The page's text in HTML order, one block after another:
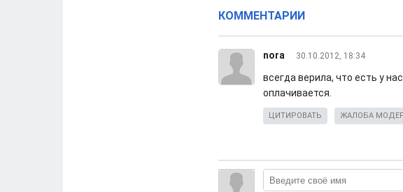
КОММЕНТАРИИ
nora 30.10.2012, 18:34
всегда верила, что есть у
оплачивается.
ЦИТИРОВАТЬ ЖАЛОБА